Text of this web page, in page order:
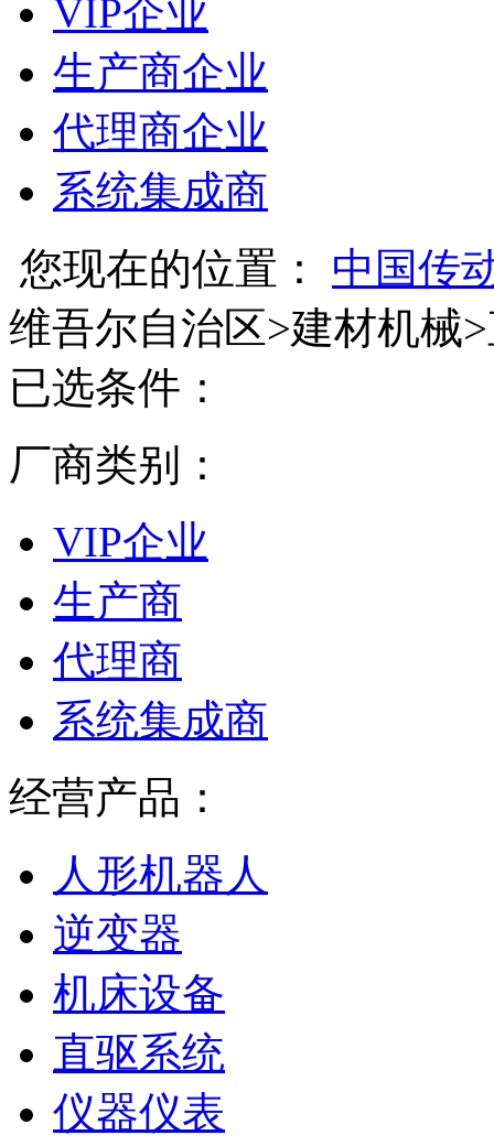
VIP企业
生产商企业
代理商企业
系统集成商
您现在的位置：
中国传
维吾尔自治区>建材机械>
已选条件：
厂商类别：
VIP企业
生产商
代理商
系统集成商
经营产品：
人形机器人
逆变器
机床设备
直驱系统
仪器仪表